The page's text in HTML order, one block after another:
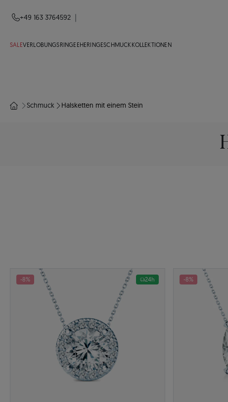
+49 163 3764592
SALEVERLOBUNGSRINGE EHERINGESCHMUCKKOLLEKTIONEN
Schmuck Halsketten mit einem Stein
-8% 24h -8%